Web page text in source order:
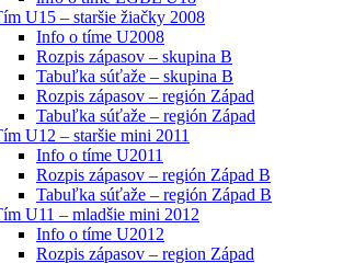
U15 – staršie žiačky 2008
Info o tíme U2008
Rozpis zápasov – skupina B
Tabuľka súťaže – skupina B
Rozpis zápasov – región Západ
Tabuľka súťaže – región Západ
U12 – staršie mini 2011
Info o tíme U2011
Rozpis zápasov – región Západ B
Tabuľka súťaže – región Západ B
U11 – mladšie mini 2012
Info o tíme U2012
Rozpis zápasov – region Západ